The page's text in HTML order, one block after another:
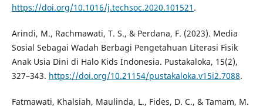
https://doi.org/10.1016/j.techsoc.2020.101521 .
Arindi, M., Rachmawati, T. S., & Perdana, F. (2023). Media
Sosial Sebagai Wadah Berbagi Pengetahuan Literasi Fisik
Anak Usia Dini di Halo Kids Indonesia. Pustakaloka, 15(2),
327–343. https://doi.org/10.21154/pustakaloka.v15i2.7088.
Fatmawati, Khalsiah, Maulinda, L., Fides, D. C., & Tamam, M.